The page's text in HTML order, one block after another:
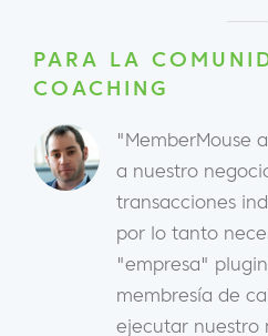
PARA LA
COACHING
"MemberMouse
a nuestro
transacciones
por lo tanto
"empresa"
membresía de
ejecutar nuestro